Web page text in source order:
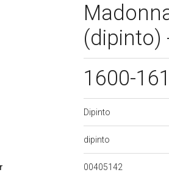
(dipinto)
1600-
Dipinto
dipinto
00405142